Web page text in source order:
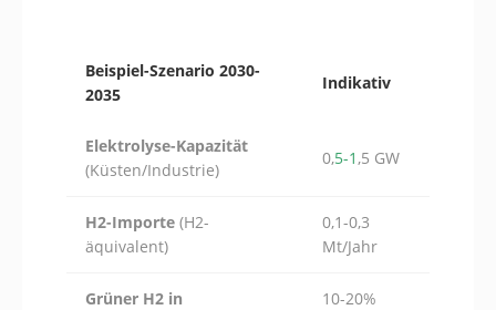
Beispiel-Szenario 2030-
2035
Indikativ
Elektrolyse-Kapazität
(Küsten/Industrie)
0,5-1 ,5 GW
H2-Importe (H2-
äquivalent)
0,1-0,3
Mt/Jahr
Grüner H2 in 10-20%